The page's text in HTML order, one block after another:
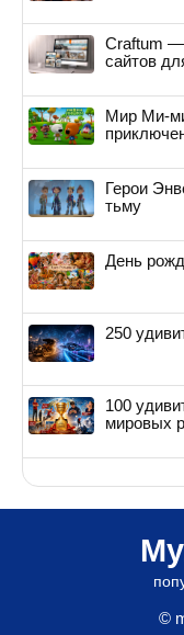
Craftum —
сайтов
Мир Ми-
Герои
тьму
День
250
100
мировых
©